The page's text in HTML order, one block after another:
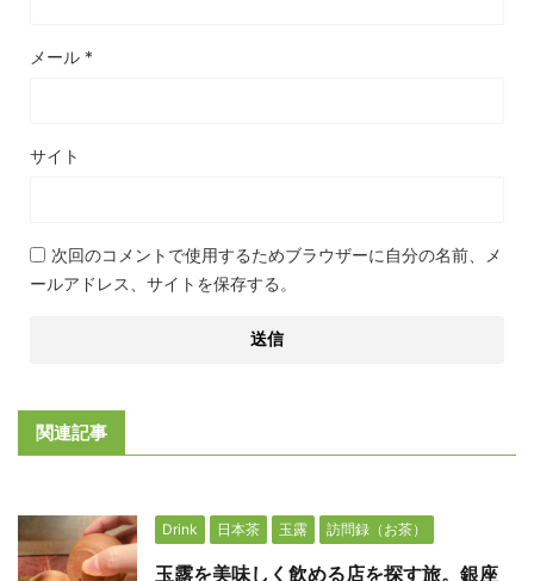
メール *
サイト
次回のコメントで使用するためブラウザーに自分の名前、メ
ールアドレス、サイトを保存する。
関連記事
Drink 日本茶 玉露 訪問録（お茶）
玉露を美味しく飲める店を探す旅。銀座